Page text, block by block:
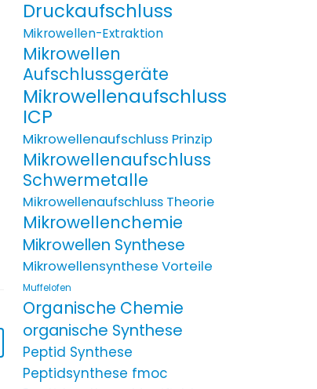
Druckaufschluss
Mikrowellen-Extraktion
Mikrowellen
Aufschlussgeräte
Mikrowellenaufschluss
ICP
Mikrowellenaufschluss Prinzip
Mikrowellenaufschluss
Schwermetalle
Mikrowellenaufschluss Theorie
Mikrowellenchemie
Mikrowellen Synthese
Mikrowellensynthese Vorteile
Muffelofen
Organische Chemie
organische Synthese
Peptid Synthese
Peptidsynthese fmoc